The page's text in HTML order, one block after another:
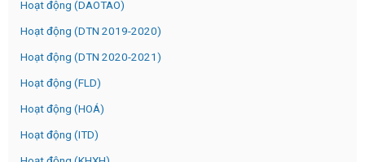
Hoạt động (DAOTAO)
Hoạt động (DTN 2019-2020)
Hoạt động (DTN 2020-2021)
Hoạt động (FLD)
Hoạt động (HOÁ)
Hoạt động (ITD)